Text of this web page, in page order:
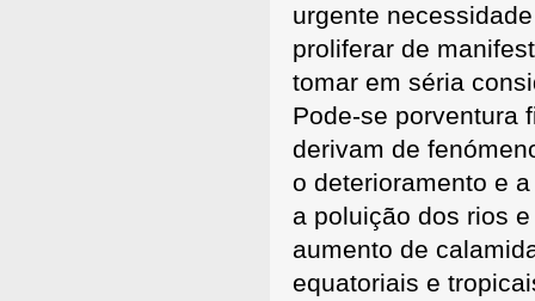
urgente
proliferar de
tomar em séria
Pode-se porventura
derivam de
o deterioramento e
a poluição dos rios
aumento de
equatoriais e